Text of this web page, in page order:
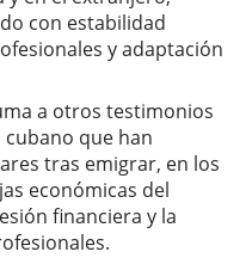
con estabilidad
y adaptación
a otros testimonios
que han
tras emigrar, en los
económicas del
financiera y la